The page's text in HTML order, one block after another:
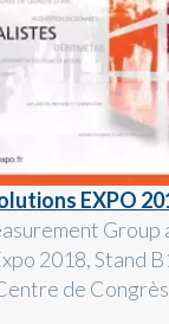
EXPO
Group
2018, Stand
de